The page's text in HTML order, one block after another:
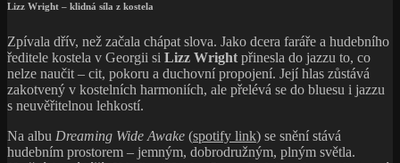
Lizz Wright – klidná síla z kostela
Zpívala dřív, než začala chápat slova. Jako dcera faráře a hudebního
ředitele kostela v Georgii si Lizz Wright přinesla do jazzu to, co
nelze naučit – cit, pokoru a duchovní propojení. Její hlas zůstává
zakotvený v kostelních harmoniích, ale přelévá se do bluesu i jazzu
s neuvěřitelnou lehkostí.
Na albu Dreaming Wide Awake (spotify link) se snění stává
hudebním prostorem – jemným, dobrodružným, plným světla.